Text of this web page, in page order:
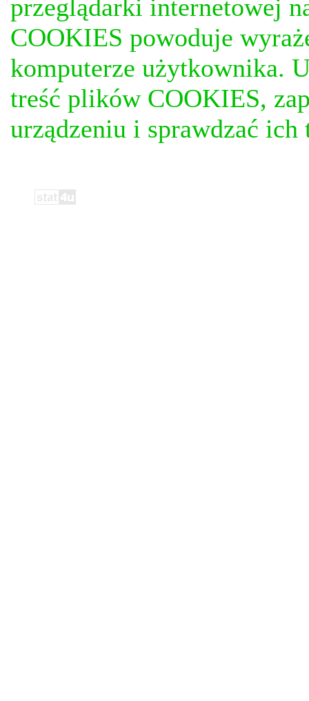
przeglądarki internetowej
COOKIES powoduje
komputerze użytkownika.
treść plików COOKIES,
urządzeniu i sprawdzać ich